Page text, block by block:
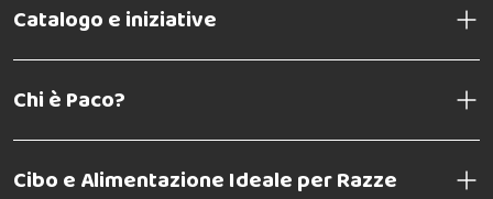
Catalogo e iniziative
Chi è Paco?
Cibo e Alimentazione Ideale per Razze